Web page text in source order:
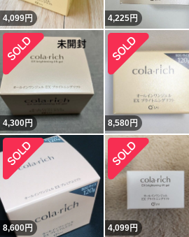
4,099円 4,225円
4,300円 8,580円
8,600円 4,099円